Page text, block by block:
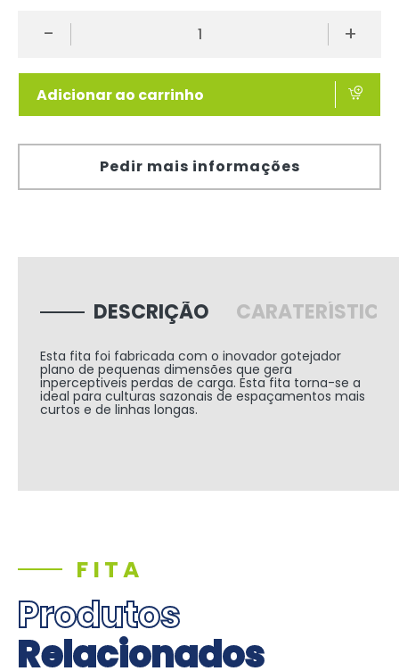
- +
Adicionar ao carrinho
Pedir mais informações
DESCRIÇÃO
Esta fita foi fabricada com o inovador gotejador
plano de pequenas dimensões que gera
inperceptiveis perdas de carga. Esta fita torna-se a
ideal para culturas sazonais de espaçamentos mais
curtos e de linhas longas.
FITA
Produtos
Relacionados